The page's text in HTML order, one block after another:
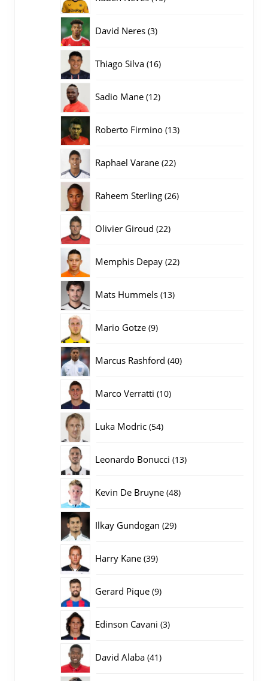
David Neres 33
Thiago Silva 1616
Sadio Mane 1212
Roberto Firmino 1313
Raphael Varane 2222
Raheem Sterling 2626
Olivier Giroud 2222
Memphis Depay 2222
Mats Hummels 1313
Mario Gotze 99
Marcus Rashford 4040
Marco Verratti 1010
Luka Modric 5454
Leonardo Bonucci 1313
Kevin De Bruyne 4848
Ilkay Gundogan 2929
Harry Kane 3939
Gerard Pique 99
Edinson Cavani 33
David Alaba 4141